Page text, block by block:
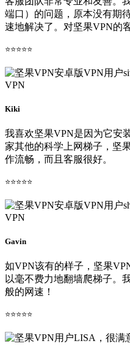
端口）的问题，原本没有期
速地解决了。对坚果VPN的
⭐⭐⭐⭐⭐
Kiki
我喜欢坚果VPN是因为它安
家其他的科学上网梯子，坚
作流畅，而且客服很好。
⭐⭐⭐⭐⭐
Gavin
如VPN该有的样子，坚果
以毫不费力地翻墙爬梯子。
般的网速！
⭐⭐⭐⭐⭐